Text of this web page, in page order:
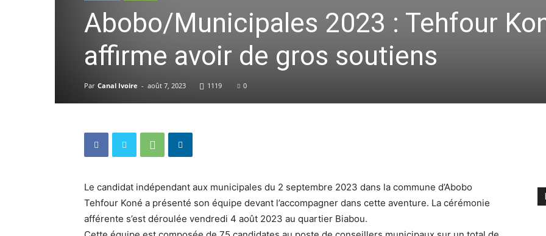
Abobo/Municipales 2023 : Tehfour
affirme avoir de gros soutiens
Par Canal Ivoire - août 7, 2023 1119 0
Le candidat indépendant aux municipales du 2 septembre 2023 dans la commune d’Abobo
Tehfour Koné a présenté son équipe devant l’accompagner dans cette aventure. La cérémonie
afférente s’est déroulée vendredi 4 août 2023 au quartier Biabou.